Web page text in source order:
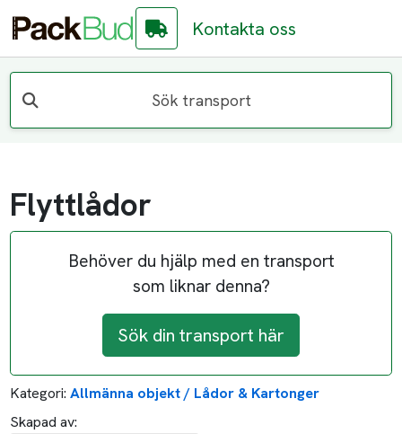
Kontakta oss
Sök transport
Flyttlådor
Behöver du hjälp med en transport
som liknar denna?
Sök din transport här
Kategori: Allmänna objekt / Lådor & Kartonger
Skapad av: